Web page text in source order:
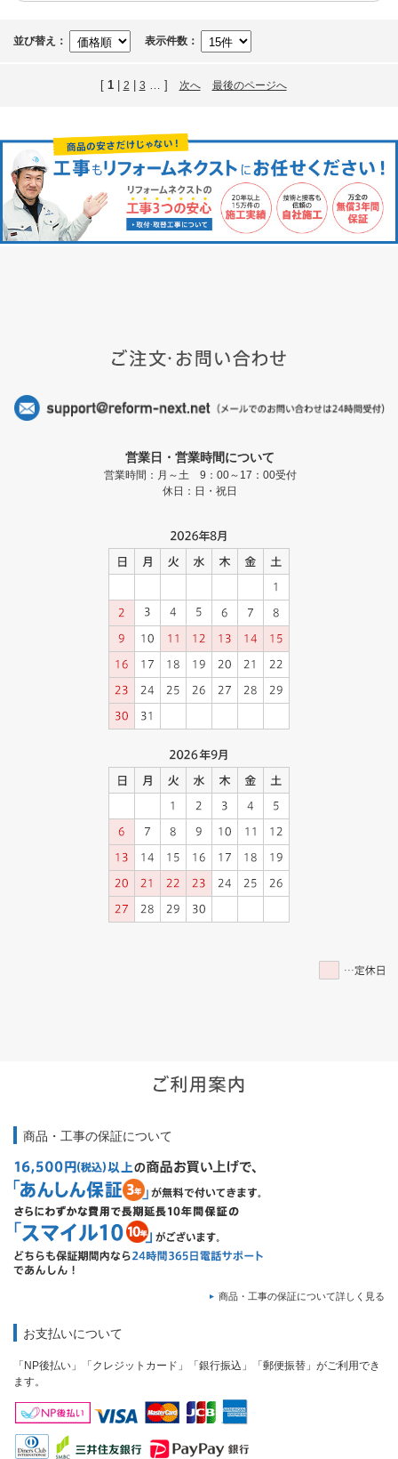
並び替え： 表示件数：
[ 1| 2 3 … ] 次へ 最後のページへ
営業日・営業時間について
営業時間：月～土 9：00～17：00受付
休日：日・祝日
商品・工事の保証について
商品・工事の保証について詳しく見る
お支払いについて
「NP後払い」「クレジットカード」「銀行振込」「郵便振替」がご利用でき
ます。